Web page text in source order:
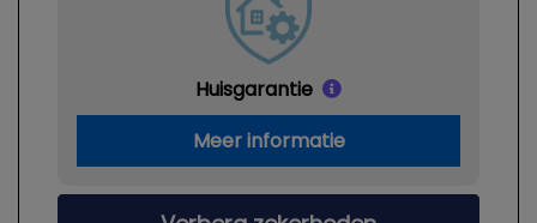
Huisgarantie
Meer informatie